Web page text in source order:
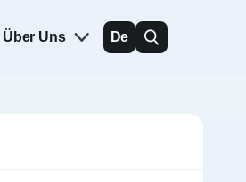
Über Uns De